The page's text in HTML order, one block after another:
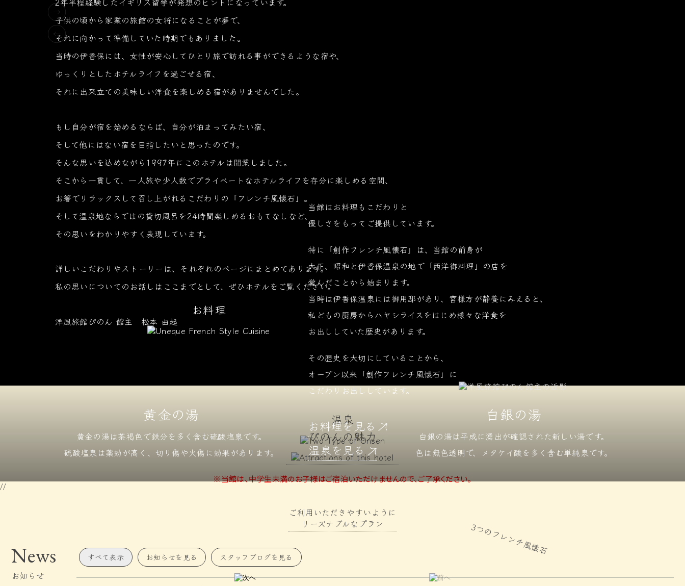
子供の頃から家業の旅館の女将になることが夢で、
それに向かって準備していた時期でもありました。
当時の伊香保には、女性が安心してひとり旅で訪れる事ができるような宿や、
ゆっくりとしたホテルライフを過ごせる宿、
それに出来立ての美味しい洋食を楽しめる宿がありませんでした。
もし自分が宿を始めるならば、自分が泊まってみたい宿、
そして他にはない宿を目指したいと思ったのです。
そんな思いを込めながら1997年にこのホテルは開業しました。
そこから一貫して、一人旅や少人数でプライベートなホテルライフを存分に楽しめる空間、
お箸でリラックスして召し上がれるこだわりの「フレンチ風懐石」。
そして温泉地ならではの貸切風呂を24時間楽しめるおもてなしなど、
その思いをわかりやすく表現しています。
詳しいこだわりやストーリーは、それぞれのページにまとめてあります。
私の思いについてのお話しはここまでとして、ぜひホテルをご覧ください。
洋風旅館ぴのん 館主 松本 由起
ぴのんの魅力
ご利用いただきやすいように
リーズナブルなプラン
3つのフレンチ風懐石
寛ぎの和のスタイル
ぴのんの魅力を見る
※当館は、中学生未満のお子様はご宿泊いただけませんので、ご了承ください。
お料理
当館はお料理もこだわりと
優しさをもってご提供しています。
特に「創作フレンチ風懐石」は、当館の前身が
大正、昭和と伊香保温泉の地で「西洋御料理」の店を
営んだことから始まります。
当時は伊香保温泉には御用邸があり、宮様方が静養にみえると、
私どもの厨房からハヤシライスをはじめ様々な洋食を
お出ししていた歴史があります。
その歴史を大切にしていることから、
オープン以来「創作フレンチ風懐石」に
こだわりお出ししています。
お料理を見る
温泉
黄金の湯
黄金の湯は茶褐色で鉄分を 多く含む硫酸塩泉です。
硫酸塩泉は薬効が高く、 切り傷や火傷に効果があります。
白銀の湯
白銀の湯は平成に湧出が確認された新しい湯です。
色は無色透明で、メタケイ酸を 多く含む単純泉です。
温泉を見る
//
News
お知らせ
すべて表示 お知らせを見る スタッフブログを見る